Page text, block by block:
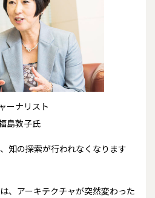
ーナリスト
島敦子氏
知の探索が行われなくなります
、アーキテクチャが突然変わった